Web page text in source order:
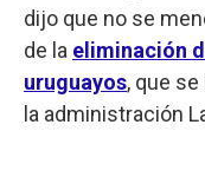
dijo que no se
de la eliminación
uruguayos, que
la administración